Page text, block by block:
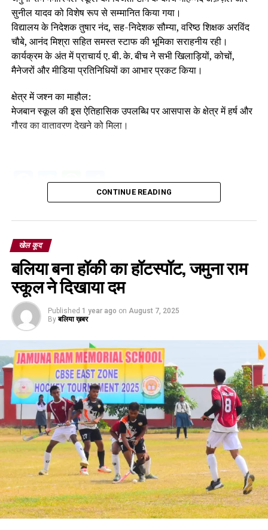
सुनील यादव को विशेष रूप से सम्मानित किया गया।
विद्यालय के निदेशक तुषार नंद, सह-निदेशक सौम्या, वरिष्ठ शिक्षक अरविंद
चौबे, आनंद मिश्रा सहित समस्त स्टाफ की भूमिका सराहनीय रही।
कार्यक्रम के अंत में प्राचार्य ए. बी. के. बीच ने सभी खिलाड़ियों, कोचों,
मैनेजरों और मीडिया प्रतिनिधियों का आभार प्रकट किया।
क्षेत्र में जश्न का माहौल:
मेजबान स्कूल की इस ऐतिहासिक उपलब्धि पर आसपास के क्षेत्र में हर्ष और
गौरव का वातावरण देखने को मिला।
Facebook
Twitter
WhatsApp
Share
CONTINUE READING
खेल कूद
बलिया बना हॉकी का हॉटस्पॉट, जमुना राम
स्कूल ने दिखाया दम
Published 1 year ago on August 7, 2025
By बलिया ख़बर